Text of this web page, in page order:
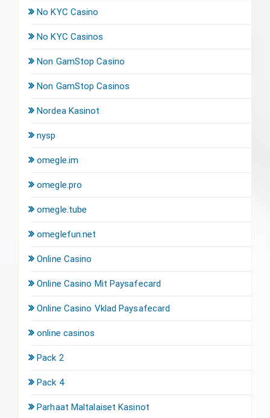
No KYC Casino
No KYC Casinos
Non GamStop Casino
Non GamStop Casinos
Nordea Kasinot
nysp
omegle.im
omegle.pro
omegle.tube
omeglefun.net
Online Casino
Online Casino Mit Paysafecard
Online Casino Vklad Paysafecard
online casinos
Pack 2
Pack 4
Parhaat Maltalaiset Kasinot